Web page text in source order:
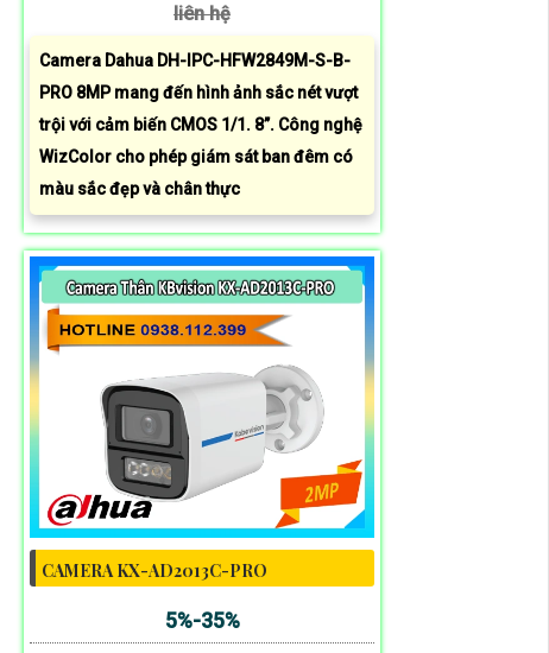
liên hệ
Camera Dahua DH-IPC-HFW2849M-S-B-
PRO 8MP mang đến hình ảnh sắc nét vượt
trội với cảm biến CMOS 1/1. 8”. Công nghệ
WizColor cho phép giám sát ban đêm có
màu sắc đẹp và chân thực
CAMERA KX-AD2013C-PRO
5%-35%